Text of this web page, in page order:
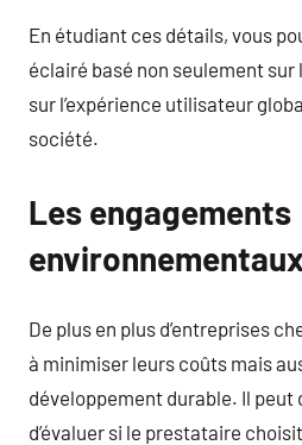
En étudiant ces détails, vous
éclairé basé non seulement
sur l’expérience utilisateur
société.
Les engagements
De plus en plus d’entreprises
à minimiser leurs coûts mais
développement durable. Il
d’évaluer si le prestataire